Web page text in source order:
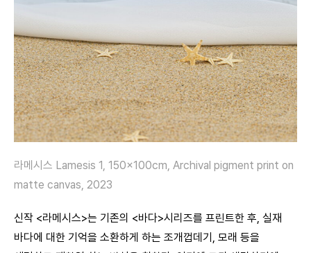
라메시스 Lamesis 1, 150x100cm, Archival pigment print on
matte canvas, 2023
신작 <라메시스>는 기존의 <바다>시리즈를 프린트한 후, 실재
바다에 대한 기억을 소환하게 하는 조개껍데기, 모래 등을